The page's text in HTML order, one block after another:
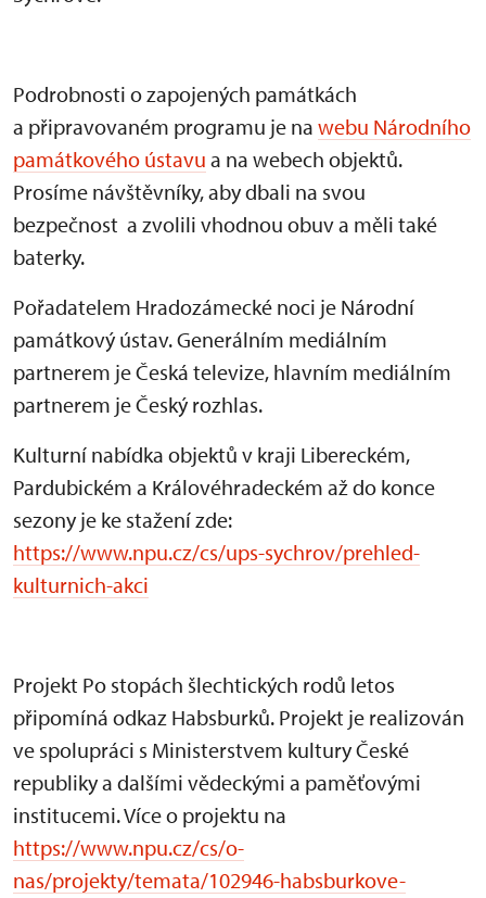
Podrobnosti o zapojených památkách
a připravovaném programu je na webu Národního
památkového ústavu a na webech objektů.
Prosíme návštěvníky, aby dbali na svou
bezpečnost a zvolili vhodnou obuv a měli také
baterky.
Pořadatelem Hradozámecké noci je Národní
památkový ústav. Generálním mediálním
partnerem je Česká televize, hlavním mediálním
partnerem je Český rozhlas.
Kulturní nabídka objektů v kraji Libereckém,
Pardubickém a Královéhradeckém až do konce
sezony je ke stažení zde:
https://www.npu.cz/cs/ups-sychrov/prehled-
kulturnich-akci
Projekt Po stopách šlechtických rodů letos
připomíná odkaz Habsburků. Projekt je realizován
ve spolupráci s Ministerstvem kultury České
republiky a dalšími vědeckými a paměťovými
institucemi. Více o projektu na
https://www.npu.cz/cs/o-
nas/projekty/temata/102946-habsburkove-